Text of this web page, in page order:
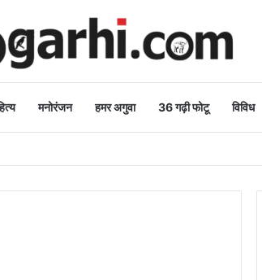
मनोरंजन हमर अगुवा 36 गढ़ी फोटू विविध